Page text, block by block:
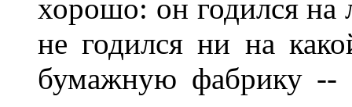
хорошо: он годился
не годился ни на
бумажную фабрику --